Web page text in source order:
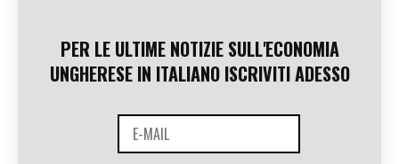
PER LE ULTIME NOTIZIE SULL'ECONOMIA
UNGHERESE IN ITALIANO ISCRIVITI ADESSO